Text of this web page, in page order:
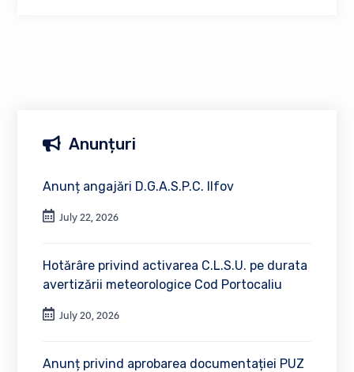
Anunțuri
Anunț angajări D.G.A.S.P.C. Ilfov
July 22, 2026
Hotărâre privind activarea C.L.S.U. pe durata
avertizării meteorologice Cod Portocaliu
July 20, 2026
Anunț privind aprobarea documentației PUZ